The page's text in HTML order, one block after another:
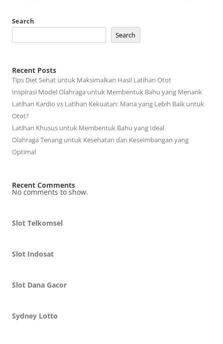
Search
Search
Recent Posts
Tips Diet Sehat untuk Maksimalkan Hasil Latihan Otot
Inspirasi Model Olahraga untuk Membentuk Bahu yang Menarik
Latihan Kardio vs Latihan Kekuatan: Mana yang Lebih Baik untuk
Otot?
Latihan Khusus untuk Membentuk Bahu yang Ideal
Olahraga Tenang untuk Kesehatan dan Keseimbangan yang
Optimal
Recent Comments
No comments to show.
Slot Telkomsel
Slot Indosat
Slot Dana Gacor
Sydney Lotto